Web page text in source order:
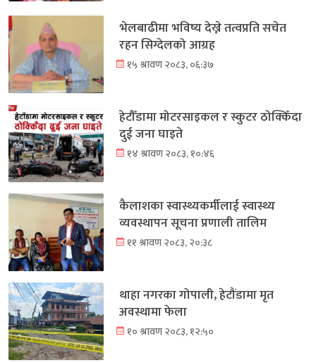
भेलबाढीमा भविष्य देख्ने तत्वप्रति सचेत
रहन सिग्देलको आग्रह
१५ श्रावण २०८३, ०६:३७
हेटौँडामा मोटरसाइकल र स्कुटर ठोक्किँदा
दुई जना घाइते
१४ श्रावण २०८३, १०:४६
कैलाशका स्वास्थ्यकर्मीलाई स्वास्थ्य
व्यवस्थापन सूचना प्रणाली तालिम
११ श्रावण २०८३, २०:३८
थाहा नगरका गोपाली, हेटौंडामा मृत
अवस्थामा फेला
१० श्रावण २०८३, १२:५०